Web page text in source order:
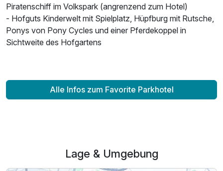
Piratenschiff im Volkspark (angrenzend zum Hotel)
- Hofguts Kinderwelt mit Spielplatz, Hüpfburg mit Rutsche,
Ponys von Pony Cycles und einer Pferdekoppel in
Sichtweite des Hofgartens
Alle Infos zum Favorite Parkhotel
Lage & Umgebung